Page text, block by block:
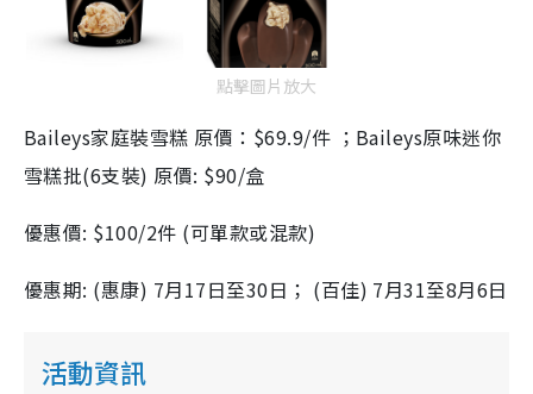
點擊圖片放大
Baileys家庭裝雪糕 原價：$69.9/件 ；Baileys原味迷你
雪糕批(6支裝) 原價: $90/盒
優惠價: $100/2件 (可單款或混款)
優惠期: (惠康) 7月17日至30日； (百佳) 7月31至8月6日
活動資訊